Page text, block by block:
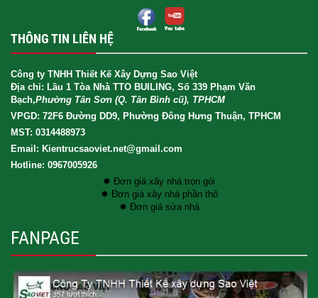
THÔNG TIN LIÊN HỆ
Công ty TNHH Thiết Kế Xây Dựng Sao Việt
Địa chỉ: Lầu 1 Tòa Nhà TTO BUILING, Số 339 Phạm Văn
Bạch,Phường Tân Sơn (Q. Tân Bình cũ), TPHCM
VPGD: 72F6 Đường DD9, Phường Đông Hưng Thuận, TPHCM
MST: 0314488973
Email: Kientrucsaoviet.net@gmail.com
Hotline: 0967005926
✸ Đơn giá xây nhà trọn gói
✸ Đơn giá xây nhà phần thô
✸ Đơn giá sửa nhà
FANPAGE